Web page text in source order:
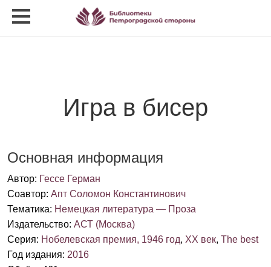
Игра в бисер
Основная информация
Автор: Гессе Герман
Соавтор: Апт Соломон Константинович
Тематика: Немецкая литература — Проза
Издательство: АСТ (Москва)
Серия: Нобелевская премия, 1946 год, XX век, The best
Год издания: 2016